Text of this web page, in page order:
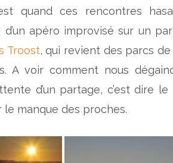
quand ces rencontres
d’un apéro improvisé sur un
Troost, qui revient des parcs de
A voir comment nous
d’un partage, c’est dire
manque des proches.